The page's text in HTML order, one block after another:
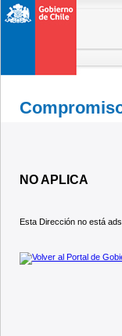
NO APLICA
Esta Dirección no está